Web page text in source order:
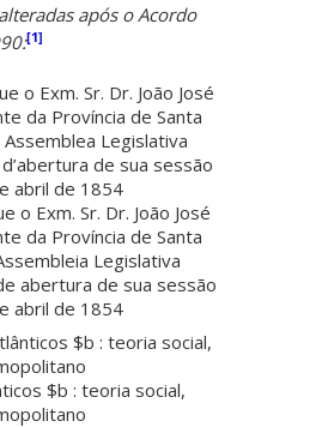
após o Acordo
[1]
o Exm. Sr. Dr. João José
da Província de Santa
Legislativa
de sua sessão
abril de 1854
o Exm. Sr. Dr. João José
da Província de Santa
Legislativa
abertura de sua sessão
abril de 1854
$b : teoria social,
$b : teoria social,